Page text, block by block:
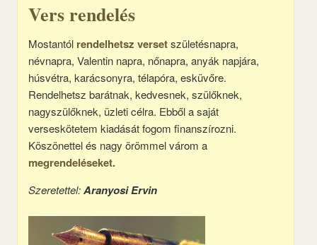
Vers rendelés
Mostantól rendelhetsz versetszületésnapra,
névnapra, Valentin napra, nőnapra, anyák napjára,
húsvétra, karácsonyra, télapóra, esküvőre.
Rendelhetsz barátnak, kedvesnek, szülőknek,
nagyszülőknek, üzleti célra. Ebből a saját
verseskötetem kiadását fogom finanszírozni.
Köszönettel és nagy örömmel várom a
megrendeléseket.
Szeretettel:Aranyosi Ervin